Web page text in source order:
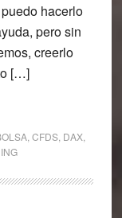
puedo hacerlo
pero sin
creerlo
[…]
, CFDS, DAX,